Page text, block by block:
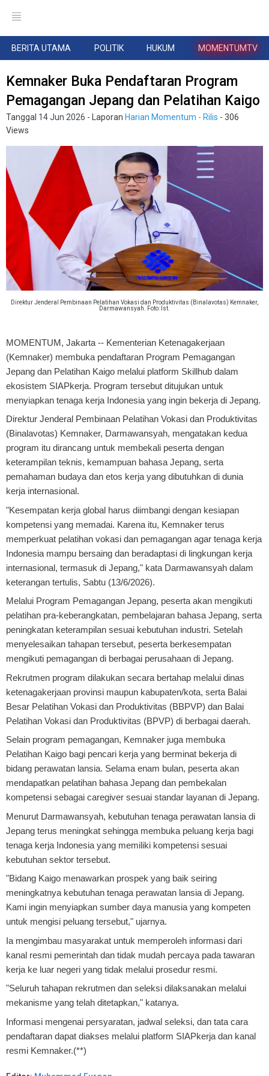
BERITA UTAMA POLITIK HUKUM MOMENTUMTV
Kemnaker Buka Pendaftaran Program
Pemagangan Jepang dan Pelatihan Kaigo
Tanggal 14 Jun 2026 - Laporan Harian Momentum - Rilis - 306
Views
Direktur Jenderal Pembinaan Pelatihan Vokasi dan Produktivitas (Binalavotas) Kemnaker,
Darmawansyah. Foto: Ist.
MOMENTUM, Jakarta -- Kementerian Ketenagakerjaan
(Kemnaker) membuka pendaftaran Program Pemagangan
Jepang dan Pelatihan Kaigo melalui platform Skillhub dalam
ekosistem SIAPkerja. Program tersebut ditujukan untuk
menyiapkan tenaga kerja Indonesia yang ingin bekerja di Jepang.
Direktur Jenderal Pembinaan Pelatihan Vokasi dan Produktivitas
(Binalavotas) Kemnaker, Darmawansyah, mengatakan kedua
program itu dirancang untuk membekali peserta dengan
keterampilan teknis, kemampuan bahasa Jepang, serta
pemahaman budaya dan etos kerja yang dibutuhkan di dunia
kerja internasional.
"Kesempatan kerja global harus diimbangi dengan kesiapan
kompetensi yang memadai. Karena itu, Kemnaker terus
memperkuat pelatihan vokasi dan pemagangan agar tenaga kerja
Indonesia mampu bersaing dan beradaptasi di lingkungan kerja
internasional, termasuk di Jepang," kata Darmawansyah dalam
keterangan tertulis, Sabtu (13/6/2026).
Melalui Program Pemagangan Jepang, peserta akan mengikuti
pelatihan pra-keberangkatan, pembelajaran bahasa Jepang, serta
peningkatan keterampilan sesuai kebutuhan industri. Setelah
menyelesaikan tahapan tersebut, peserta berkesempatan
mengikuti pemagangan di berbagai perusahaan di Jepang.
Rekrutmen program dilakukan secara bertahap melalui dinas
ketenagakerjaan provinsi maupun kabupaten/kota, serta Balai
Besar Pelatihan Vokasi dan Produktivitas (BBPVP) dan Balai
Pelatihan Vokasi dan Produktivitas (BPVP) di berbagai daerah.
Selain program pemagangan, Kemnaker juga membuka
Pelatihan Kaigo bagi pencari kerja yang berminat bekerja di
bidang perawatan lansia. Selama enam bulan, peserta akan
mendapatkan pelatihan bahasa Jepang dan pembekalan
kompetensi sebagai caregiver sesuai standar layanan di Jepang.
Menurut Darmawansyah, kebutuhan tenaga perawatan lansia di
Jepang terus meningkat sehingga membuka peluang kerja bagi
tenaga kerja Indonesia yang memiliki kompetensi sesuai
kebutuhan sektor tersebut.
"Bidang Kaigo menawarkan prospek yang baik seiring
meningkatnya kebutuhan tenaga perawatan lansia di Jepang.
Kami ingin menyiapkan sumber daya manusia yang kompeten
untuk mengisi peluang tersebut," ujarnya.
Ia mengimbau masyarakat untuk memperoleh informasi dari
kanal resmi pemerintah dan tidak mudah percaya pada tawaran
kerja ke luar negeri yang tidak melalui prosedur resmi.
"Seluruh tahapan rekrutmen dan seleksi dilaksanakan melalui
mekanisme yang telah ditetapkan," katanya.
Informasi mengenai persyaratan, jadwal seleksi, dan tata cara
pendaftaran dapat diakses melalui platform SIAPkerja dan kanal
resmi Kemnaker.(**)